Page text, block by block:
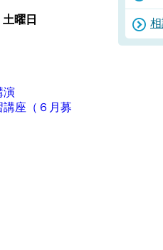
土曜日
演
講座（６月募